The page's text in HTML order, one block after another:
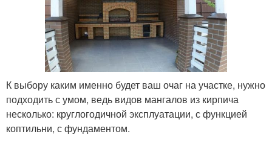
К выбору каким именно будет ваш очаг на участке, нужно
подходить с умом, ведь видов мангалов из кирпича
несколько: круглогодичной эксплуатации, с функцией
коптильни, с фундаментом.